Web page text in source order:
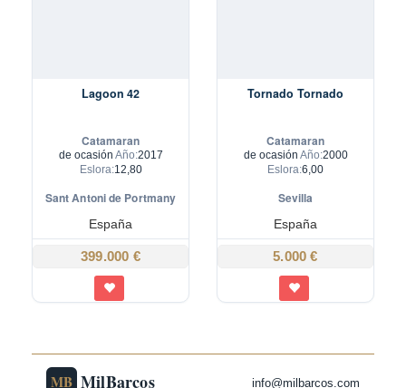
Lagoon 42
Catamaran
de ocasión Año:2017
Eslora:12,80
Sant Antoni de Portmany
España
399.000 €
Tornado Tornado
Catamaran
de ocasión Año:2000
Eslora:6,00
Sevilla
España
5.000 €
MB MilBarcos info@milbarcos.com